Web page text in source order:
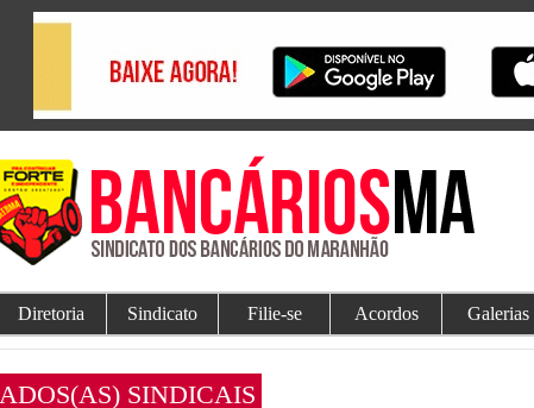
Diretoria Sindicato Filie-se Acordos Galerias
SINDICAIS